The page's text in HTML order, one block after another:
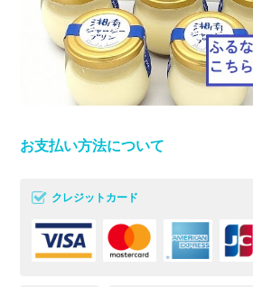
お支払い方法について
クレジットカード